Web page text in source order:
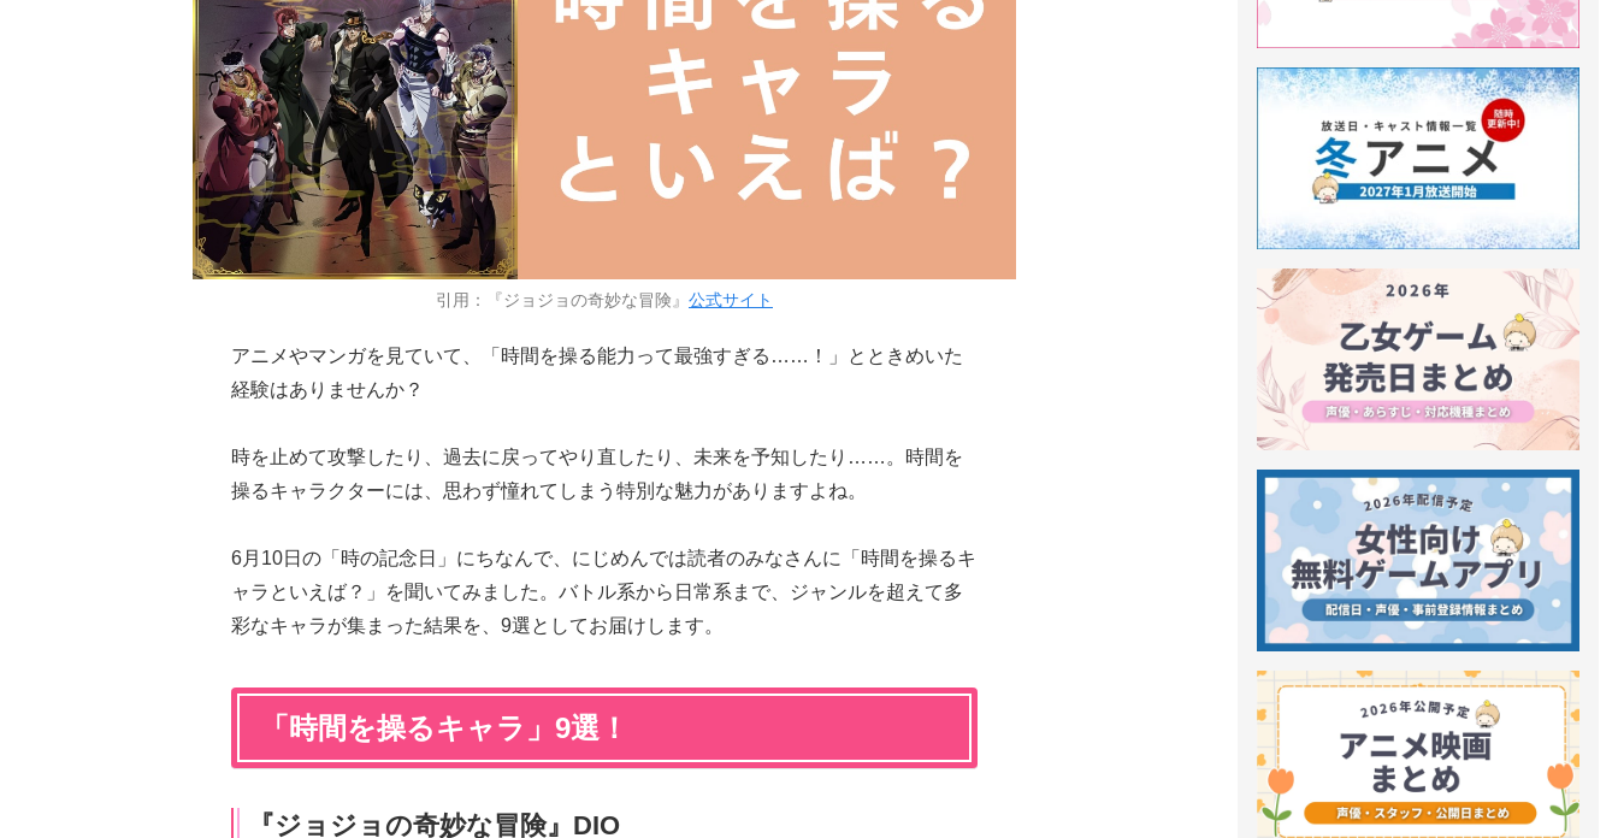
引用：『ジョジョの奇妙な冒険』 公式サイト
アニメやマンガを見ていて、「時間を操る能力って最強すぎる……！」とときめいた
経験はありませんか？
時を止めて攻撃したり、過去に戻ってやり直したり、未来を予知したり……。時間を
操るキャラクターには、思わず憧れてしまう特別な魅力がありますよね。
6月10日の「時の記念日」にちなんで、にじめんでは読者のみなさんに「時間を操るキ
ャラといえば？」を聞いてみました。バトル系から日常系まで、ジャンルを超えて多
彩なキャラが集まった結果を、9選としてお届けします。
「時間を操るキャラ」9選！
『ジョジョの奇妙な冒険』DIO